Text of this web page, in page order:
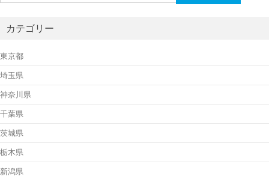
索:
カテゴリー
東京都
埼玉県
神奈川県
千葉県
茨城県
栃木県
新潟県